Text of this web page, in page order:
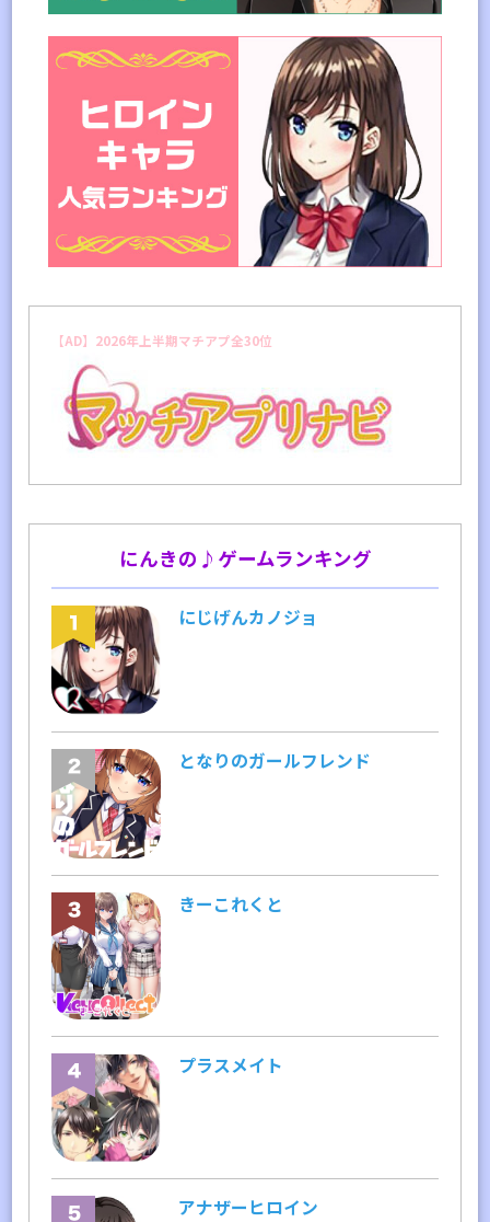
【AD】2026年上半期マチアプ全30位
にんきの♪ゲームランキング
にじげんカノジョ
となりのガールフレンド
きーこれくと
プラスメイト
アナザーヒロイン